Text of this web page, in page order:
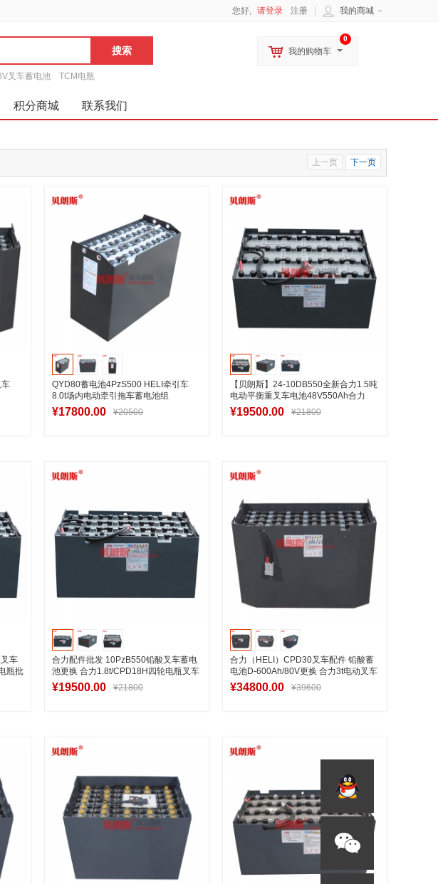
我的商城
您好, 请登录 注册
叉车蓄电池 TCM电瓶
0
我的购物车
积分商城 联系我们
上一页 下一页
车
QYD80蓄电池4PzS500 HELI牵引车
8.0t场内电动牵引拖车蓄电池组
48V500Ah
¥17800.00 ¥20500
【贝朗斯】24-10DB550全新合力1.5吨
电动平衡重叉车电池48V550Ah合力
CPD15蓄电池
¥19500.00 ¥21800
车
瓶批
合力配件批发 10PzB550铅酸叉车蓄电
池更换 合力1.8t/CPD18H四轮电瓶叉车
电池
¥19500.00 ¥21800
合力（HELI）CPD30叉车配件 铅酸蓄
电池D-600Ah/80V更换 合力3t电动叉车
电瓶维修件
¥34800.00 ¥39600